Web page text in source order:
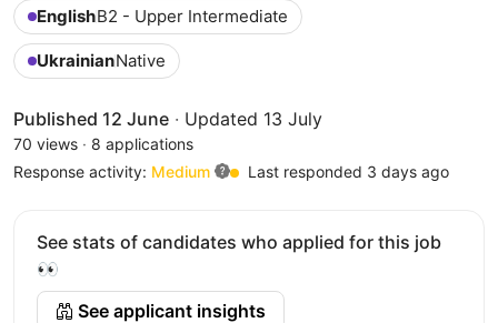
EnglishB2 - Upper Intermediate
UkrainianNative
Published 12 June · Updated 13 July
70 views · 8 applications
Response activity: Medium Last responded 3 days ago
See stats of candidates who applied for this job
👀
See applicant insights